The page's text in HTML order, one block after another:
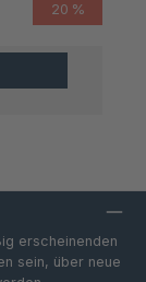
20 %
erscheinenden
sein, über neue